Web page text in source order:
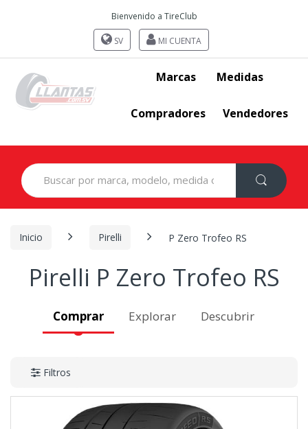
Bienvenido a TireClub
SV MI CUENTA
Marcas Medidas
Compradores Vendedores
Search
for:
Inicio Pirelli P Zero Trofeo RS
Pirelli P Zero Trofeo RS
Comprar Explorar Descubrir
Filtros